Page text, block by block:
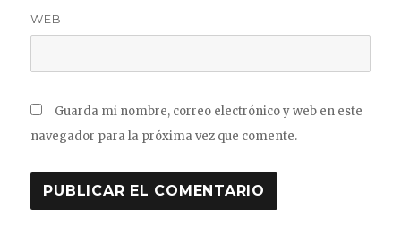
WEB
Guarda mi nombre, correo electrónico y web en este
navegador para la próxima vez que comente.